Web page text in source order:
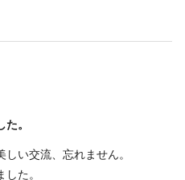
。
い交流、忘れません。
た。